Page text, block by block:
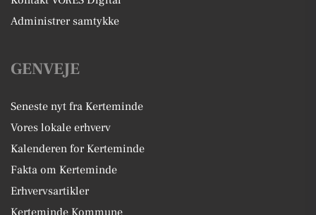
Administrer samtykke
GENVEJE
Seneste nyt fra Kerteminde
Vores lokale erhverv
Kalenderen for Kerteminde
Fakta om Kerteminde
Erhvervsartikler
Kerteminde Kommune